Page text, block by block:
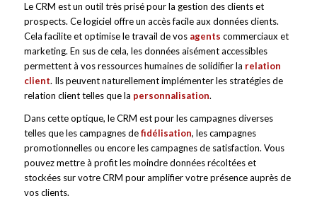
Le CRM est un outil très prisé pour la gestion des clients et
prospects. Ce logiciel offre un accès facile aux données clients.
Cela facilite et optimise le travail de vos agents commerciaux et
marketing. En sus de cela, les données aisément accessibles
permettent à vos ressources humaines de solidifier la relation
client. Ils peuvent naturellement implémenter les stratégies de
relation client telles que la personnalisation.
Dans cette optique, le CRM est pour les campagnes diverses
telles que les campagnes defidélisation, les campagnes
promotionnelles ou encore les campagnes de satisfaction. Vous
pouvez mettre à profit les moindre données récoltées et
stockées sur votre CRM pour amplifier votre présence auprès de
vos clients.